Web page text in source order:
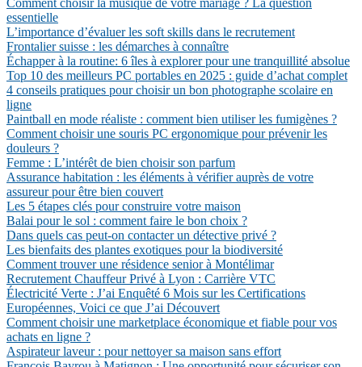
Comment choisir la musique de votre mariage ? La question
essentielle
L’importance d’évaluer les soft skills dans le recrutement
Frontalier suisse : les démarches à connaître
Échapper à la routine: 6 îles à explorer pour une tranquillité absolue
Top 10 des meilleurs PC portables en 2025 : guide d’achat complet
4 conseils pratiques pour choisir un bon photographe scolaire en
ligne
Paintball en mode réaliste : comment bien utiliser les fumigènes ?
Comment choisir une souris PC ergonomique pour prévenir les
douleurs ?
Femme : L’intérêt de bien choisir son parfum
Assurance habitation : les éléments à vérifier auprès de votre
assureur pour être bien couvert
Les 5 étapes clés pour construire votre maison
Balai pour le sol : comment faire le bon choix ?
Dans quels cas peut-on contacter un détective privé ?
Les bienfaits des plantes exotiques pour la biodiversité
Comment trouver une résidence senior à Montélimar
Recrutement Chauffeur Privé à Lyon : Carrière VTC
Électricité Verte : J’ai Enquêté 6 Mois sur les Certifications
Européennes, Voici ce que J’ai Découvert
Comment choisir une marketplace économique et fiable pour vos
achats en ligne ?
Aspirateur laveur : pour nettoyer sa maison sans effort